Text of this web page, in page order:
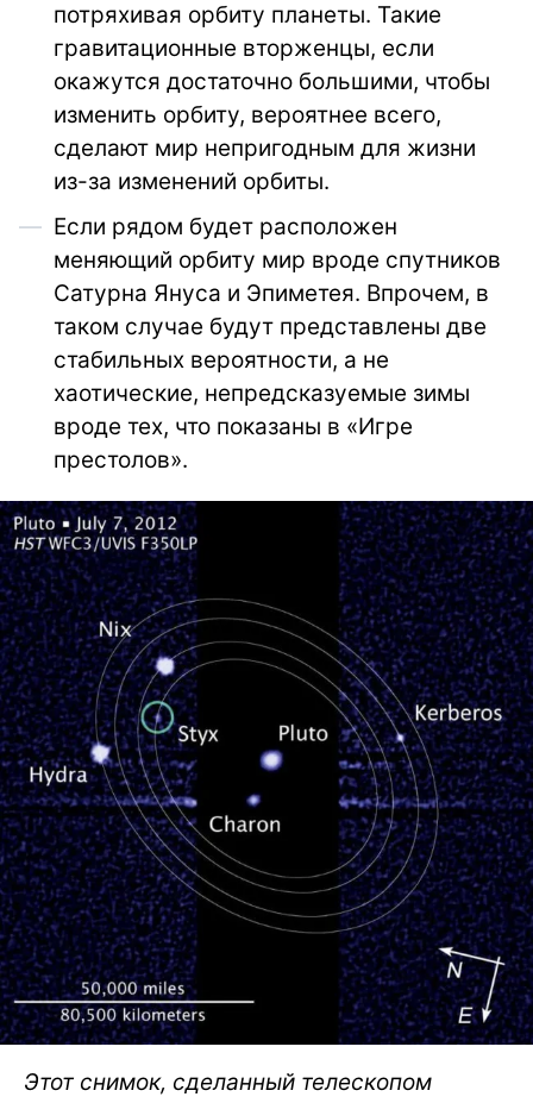
потряхивая орбиту планеты. Такие
гравитационные вторженцы, если
окажутся достаточно большими, чтобы
изменить орбиту, вероятнее всего,
сделают мир непригодным для жизни
из-за изменений орбиты.
Если рядом будет расположен
меняющий орбиту мир вроде спутников
Сатурна Януса и Эпиметея. Впрочем, в
таком случае будут представлены две
стабильных вероятности, а не
хаотические, непредсказуемые зимы
вроде тех, что показаны в «Игре
престолов».
Этот снимок, сделанный телескопом